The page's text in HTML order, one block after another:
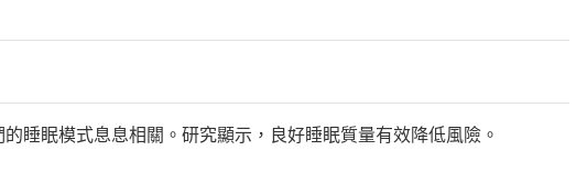
睡眠模式息息相關。研究顯示，良好睡眠質量有效降低風險。